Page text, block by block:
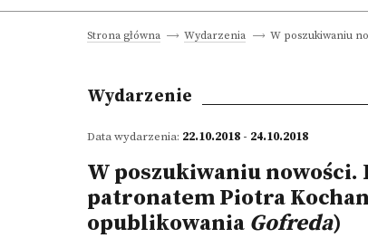
Strona główna Wydarzenia W poszukiwaniu
Wydarzenie
Data wydarzenia: 22.10.2018 - 24.10.2018
W poszukiwaniu
patronatem Piotra
opublikowania Gofreda)